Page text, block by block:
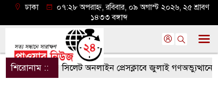
ঢাকা
০৭:২৮ অপরাহ্ন, রবিবার, ০৯ অগাস্ট ২০২৬, ২৫ শ্রাবণ
১৪৩৩ বঙ্গাব্দ
শিরোনাম :: সিলেট অনলাইন প্রেসক্লাবে জুলাই গণঅভ্যুত্থানের